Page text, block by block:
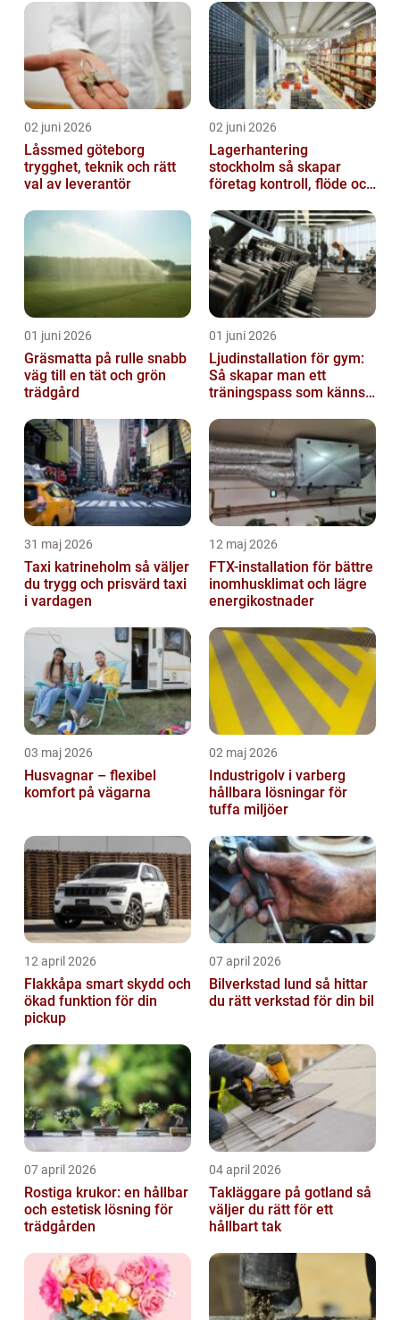
02 juni 2026
Låssmed göteborg
trygghet, teknik och rätt
val av leverantör
02 juni 2026
Lagerhantering
stockholm så skapar
företag kontroll, flöde och
01 juni 2026
Gräsmatta på rulle snabb
väg till en tät och grön
trädgård
01 juni 2026
Ljudinstallation för gym:
Så skapar man ett
träningspass som känns i
31 maj 2026
Taxi katrineholm så väljer
du trygg och prisvärd taxi
i vardagen
12 maj 2026
FTX-installation för bättre
inomhusklimat och lägre
energikostnader
03 maj 2026
Husvagnar – flexibel
komfort på vägarna
02 maj 2026
Industrigolv i varberg
hållbara lösningar för
tuffa miljöer
12 april 2026
Flakkåpa smart skydd och
ökad funktion för din
pickup
07 april 2026
Bilverkstad lund så hittar
du rätt verkstad för din bil
07 april 2026
Rostiga krukor: en hållbar
och estetisk lösning för
trädgården
04 april 2026
Takläggare på gotland så
väljer du rätt för ett
hållbart tak